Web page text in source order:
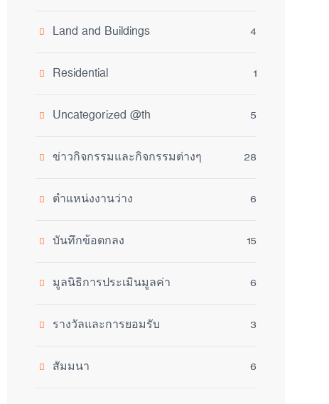
Land and Buildings 4
Residential 1
Uncategorized @th 5
ข่าวกิจกรรมและกิจกรรมต่างๆ 28
ตำแหน่งงานว่าง 6
บันทึกข้อตกลง 15
มูลนิธิการประเมินมูลค่า 6
รางวัลและการยอมรับ 3
สัมมนา 6